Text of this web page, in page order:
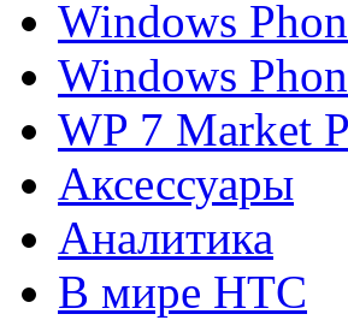
Windows
Windows
WP 7 Market
Аксессуары
Аналитика
В мире HTC